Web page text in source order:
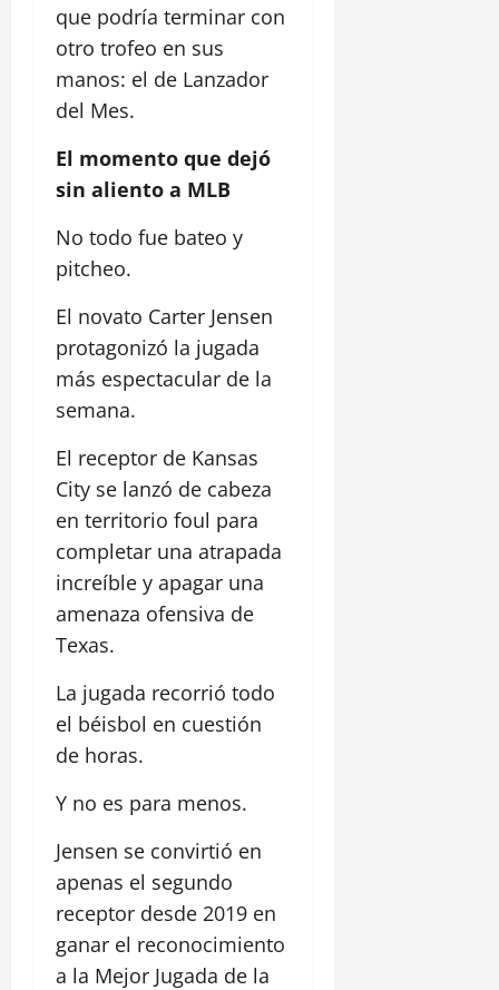
que podría terminar con
otro trofeo en sus
manos: el de Lanzador
del Mes.
El momento que dejó
sin aliento a MLB
No todo fue bateo y
pitcheo.
El novato Carter Jensen
protagonizó la jugada
más espectacular de la
semana.
El receptor de Kansas
City se lanzó de cabeza
en territorio foul para
completar una atrapada
increíble y apagar una
amenaza ofensiva de
Texas.
La jugada recorrió todo
el béisbol en cuestión
de horas.
Y no es para menos.
Jensen se convirtió en
apenas el segundo
receptor desde 2019 en
ganar el reconocimiento
a la Mejor Jugada de la